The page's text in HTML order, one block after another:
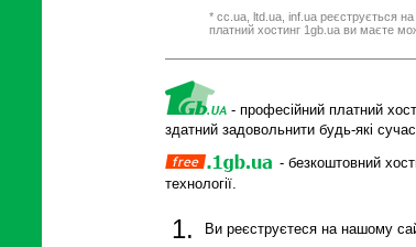
* cc.ua, ltd.ua, inf.ua реєструється
платний хостинг 1gb.ua ви маєте
- професійний платний
здатний задовольнити будь-які
- безкоштовний
технології.
1. Ви реєструєтеся на нашому